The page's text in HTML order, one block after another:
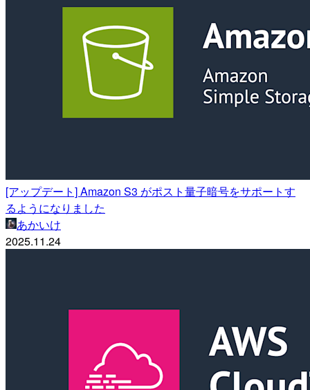
[アップデート] Amazon S3 がポスト量子暗号をサポートす
るようになりました
あかいけ
2025.11.24